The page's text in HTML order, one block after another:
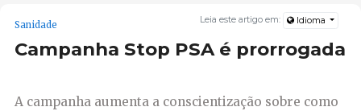
Leia este artigo em: Idioma
Sanidade
Campanha Stop PSA é prorrogada
A campanha aumenta a conscientização sobre como